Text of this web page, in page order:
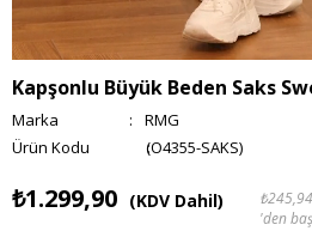
Kapşonlu Büyük Beden Saks
Marka :
RMG
(O4355-SAKS)
₺1.299,90 (KDV Dahil)
₺245,94
'den